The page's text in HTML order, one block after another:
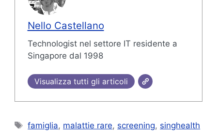
Nello Castellano
Technologist nel settore IT residente a
Singapore dal 1998
Visualizza tutti gli articoli
Tag
famiglia, malattie rare, screening, singhealth